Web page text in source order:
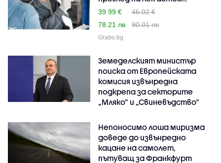
39.99 €
46.02 €
78.21 лв
90.01 лв
Grabo.bg
Земеделският министър
поиска от Европейската
комисия извънредна
подкрепа за секторите
„Мляко“ и „Свиневъдство“
Непоносимо лоша миризма
доведе до извънредно
кацане на самолет,
пътуващ за Франкфурт